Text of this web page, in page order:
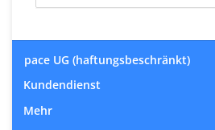
pace UG (haftungsbeschränkt)
Kundendienst
Mehr